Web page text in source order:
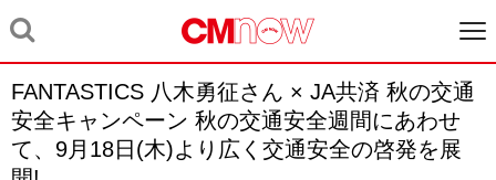
FANTASTICS 八木勇征さん × JA共済 秋の交通
安全キャンペーン 秋の交通安全週間にあわせ
て、9月18日(木)より広く交通安全の啓発を展